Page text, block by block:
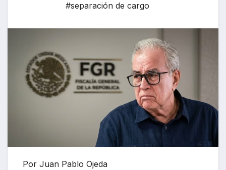
#separación de cargo
Por Juan Pablo Ojeda